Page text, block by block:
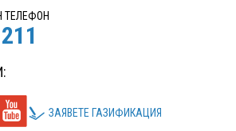
ТЕЛЕФОН
ЗАЯВЕТЕ ГАЗИФИКАЦИЯ